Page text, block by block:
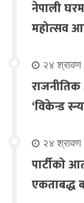
नेपाली
महोत्सव
२४
‘विकेन्ड
२४
पार्टीको
एकताबद्ध